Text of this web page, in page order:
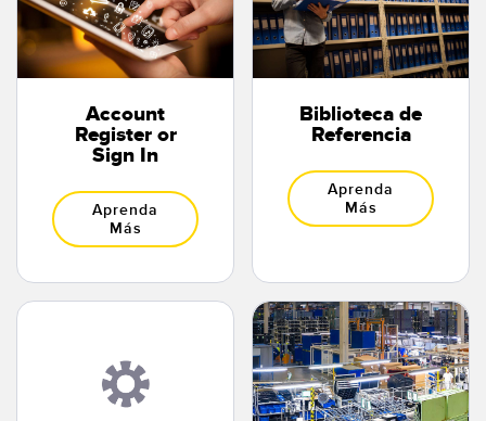
Account
Register or
Sign In
Aprenda
Más
Biblioteca de
Referencia
Aprenda
Más